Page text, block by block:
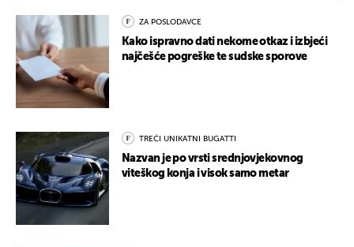
ZA POSLODAVCE
Kako ispravno dati nekome otkaz i izbjeći
najčešće pogreške te sudske sporove
TREĆI UNIKATNI BUGATTI
Nazvan je po vrsti srednjovjekovnog
viteškog konja i visok samo metar